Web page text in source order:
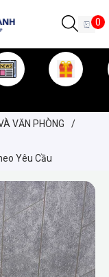
0
VĂN PHÒNG
/
Yêu Cầu